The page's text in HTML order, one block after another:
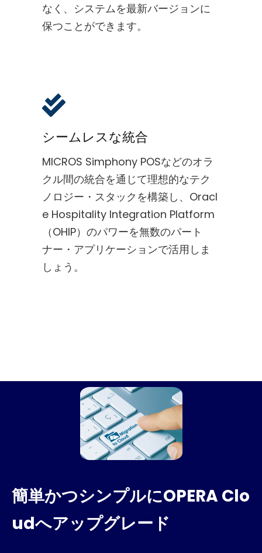
なく、システムを最新バージョンに
保つことができます。
シームレスな統合
MICROS Simphony POSなどのオラ
クル間の統合を通じて理想的なテク
ノロジー・スタックを構築し、Oracl
e Hospitality Integration Platform
（OHIP）のパワーを無数のパート
ナー・アプリケーションで活用しま
しょう。
簡単かつシンプルにOPERA Clo
udへアップグレード